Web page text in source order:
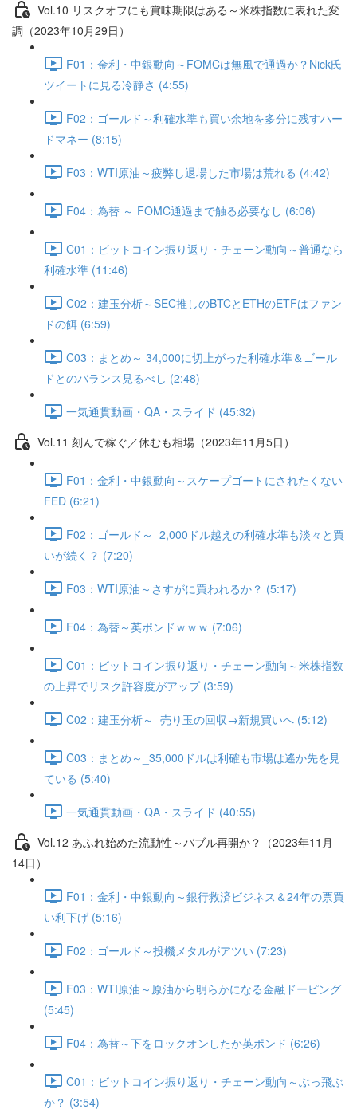
Vol.10 リスクオフにも賞味期限はある～米株指数に表れた変
調（2023年10月29日）
F01：金利・中銀動向～FOMCは無風で通過か？Nick氏
ツイートに見る冷静さ (4:55)
F02：ゴールド～利確水準も買い余地を多分に残すハー
ドマネー (8:15)
F03：WTI原油～疲弊し退場した市場は荒れる (4:42)
F04：為替 ～ FOMC通過まで触る必要なし (6:06)
C01：ビットコイン振り返り・チェーン動向～普通なら
利確水準 (11:46)
C02：建玉分析～SEC推しのBTCとETHのETFはファン
ドの餌 (6:59)
C03：まとめ～ 34,000に切上がった利確水準＆ゴール
ドとのバランス見るべし (2:48)
一気通貫動画・QA・スライド (45:32)
Vol.11 刻んで稼ぐ／休むも相場（2023年11月5日）
F01：金利・中銀動向～スケープゴートにされたくない
FED (6:21)
F02：ゴールド～_2,000ドル越えの利確水準も淡々と買
いが続く？ (7:20)
F03：WTI原油～さすがに買われるか？ (5:17)
F04：為替～英ポンドｗｗｗ (7:06)
C01：ビットコイン振り返り・チェーン動向～米株指数
の上昇でリスク許容度がアップ (3:59)
C02：建玉分析～_売り玉の回収→新規買いへ (5:12)
C03：まとめ～_35,000ドルは利確も市場は遙か先を見
ている (5:40)
一気通貫動画・QA・スライド (40:55)
Vol.12 あふれ始めた流動性～バブル再開か？（2023年11月
14日）
F01：金利・中銀動向～銀行救済ビジネス＆24年の票買
い利下げ (5:16)
F02：ゴールド～投機メタルがアツい (7:23)
F03：WTI原油～原油から明らかになる金融ドーピング
(5:45)
F04：為替～下をロックオンしたか英ポンド (6:26)
C01：ビットコイン振り返り・チェーン動向～ぶっ飛ぶ
か？ (3:54)